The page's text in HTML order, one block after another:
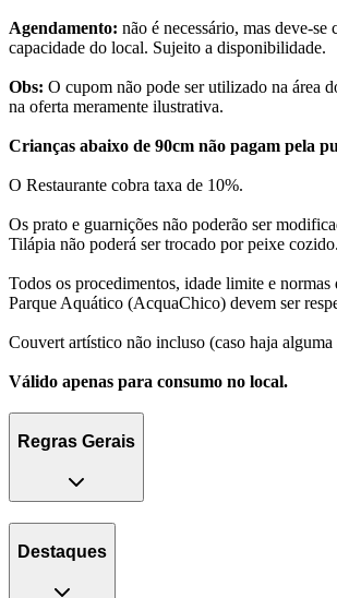
Agendamento: não é necessário, mas deve-se
capacidade do local. Sujeito a disponibilidade.
Obs: O cupom não pode ser utilizado na área
na oferta meramente ilustrativa.
Crianças abaixo de 90cm não pagam pela
O Restaurante cobra taxa de 10%.
Os prato e guarnições não poderão ser
Tilápia não poderá ser trocado por peixe cozido.
Todos os procedimentos, idade limite e normas
Parque Aquático (AcquaChico) devem ser
Couvert artístico não incluso (caso haja alguma
Válido apenas para consumo no local.
Regras Gerais
Destaques